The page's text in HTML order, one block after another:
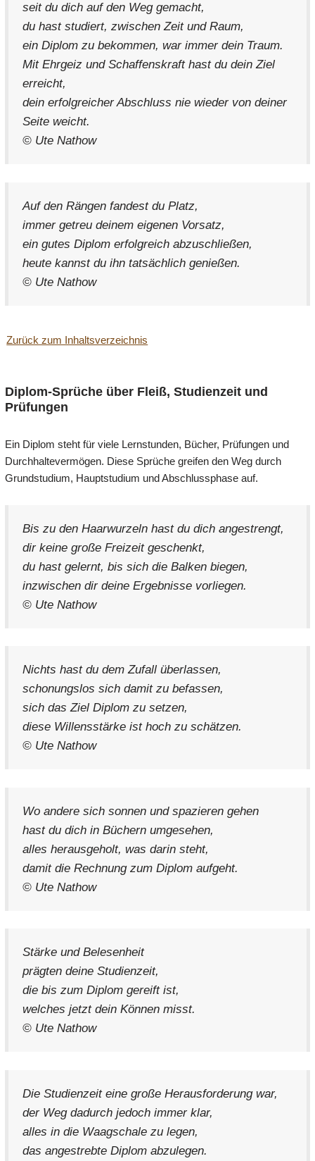
seit du dich auf den Weg gemacht,
du hast studiert, zwischen Zeit und Raum,
ein Diplom zu bekommen, war immer dein Traum.
Mit Ehrgeiz und Schaffenskraft hast du dein Ziel
erreicht,
dein erfolgreicher Abschluss nie wieder von deiner
Seite weicht.
© Ute Nathow
Auf den Rängen fandest du Platz,
immer getreu deinem eigenen Vorsatz,
ein gutes Diplom erfolgreich abzuschließen,
heute kannst du ihn tatsächlich genießen.
© Ute Nathow
Zurück zum Inhaltsverzeichnis
Diplom-Sprüche über Fleiß, Studienzeit und
Prüfungen
Ein Diplom steht für viele Lernstunden, Bücher, Prüfungen und
Durchhaltevermögen. Diese Sprüche greifen den Weg durch
Grundstudium, Hauptstudium und Abschlussphase auf.
Bis zu den Haarwurzeln hast du dich angestrengt,
dir keine große Freizeit geschenkt,
du hast gelernt, bis sich die Balken biegen,
inzwischen dir deine Ergebnisse vorliegen.
© Ute Nathow
Nichts hast du dem Zufall überlassen,
schonungslos sich damit zu befassen,
sich das Ziel Diplom zu setzen,
diese Willensstärke ist hoch zu schätzen.
© Ute Nathow
Wo andere sich sonnen und spazieren gehen
hast du dich in Büchern umgesehen,
alles herausgeholt, was darin steht,
damit die Rechnung zum Diplom aufgeht.
© Ute Nathow
Stärke und Belesenheit
prägten deine Studienzeit,
die bis zum Diplom gereift ist,
welches jetzt dein Können misst.
© Ute Nathow
Die Studienzeit eine große Herausforderung war,
der Weg dadurch jedoch immer klar,
alles in die Waagschale zu legen,
das angestrebte Diplom abzulegen.